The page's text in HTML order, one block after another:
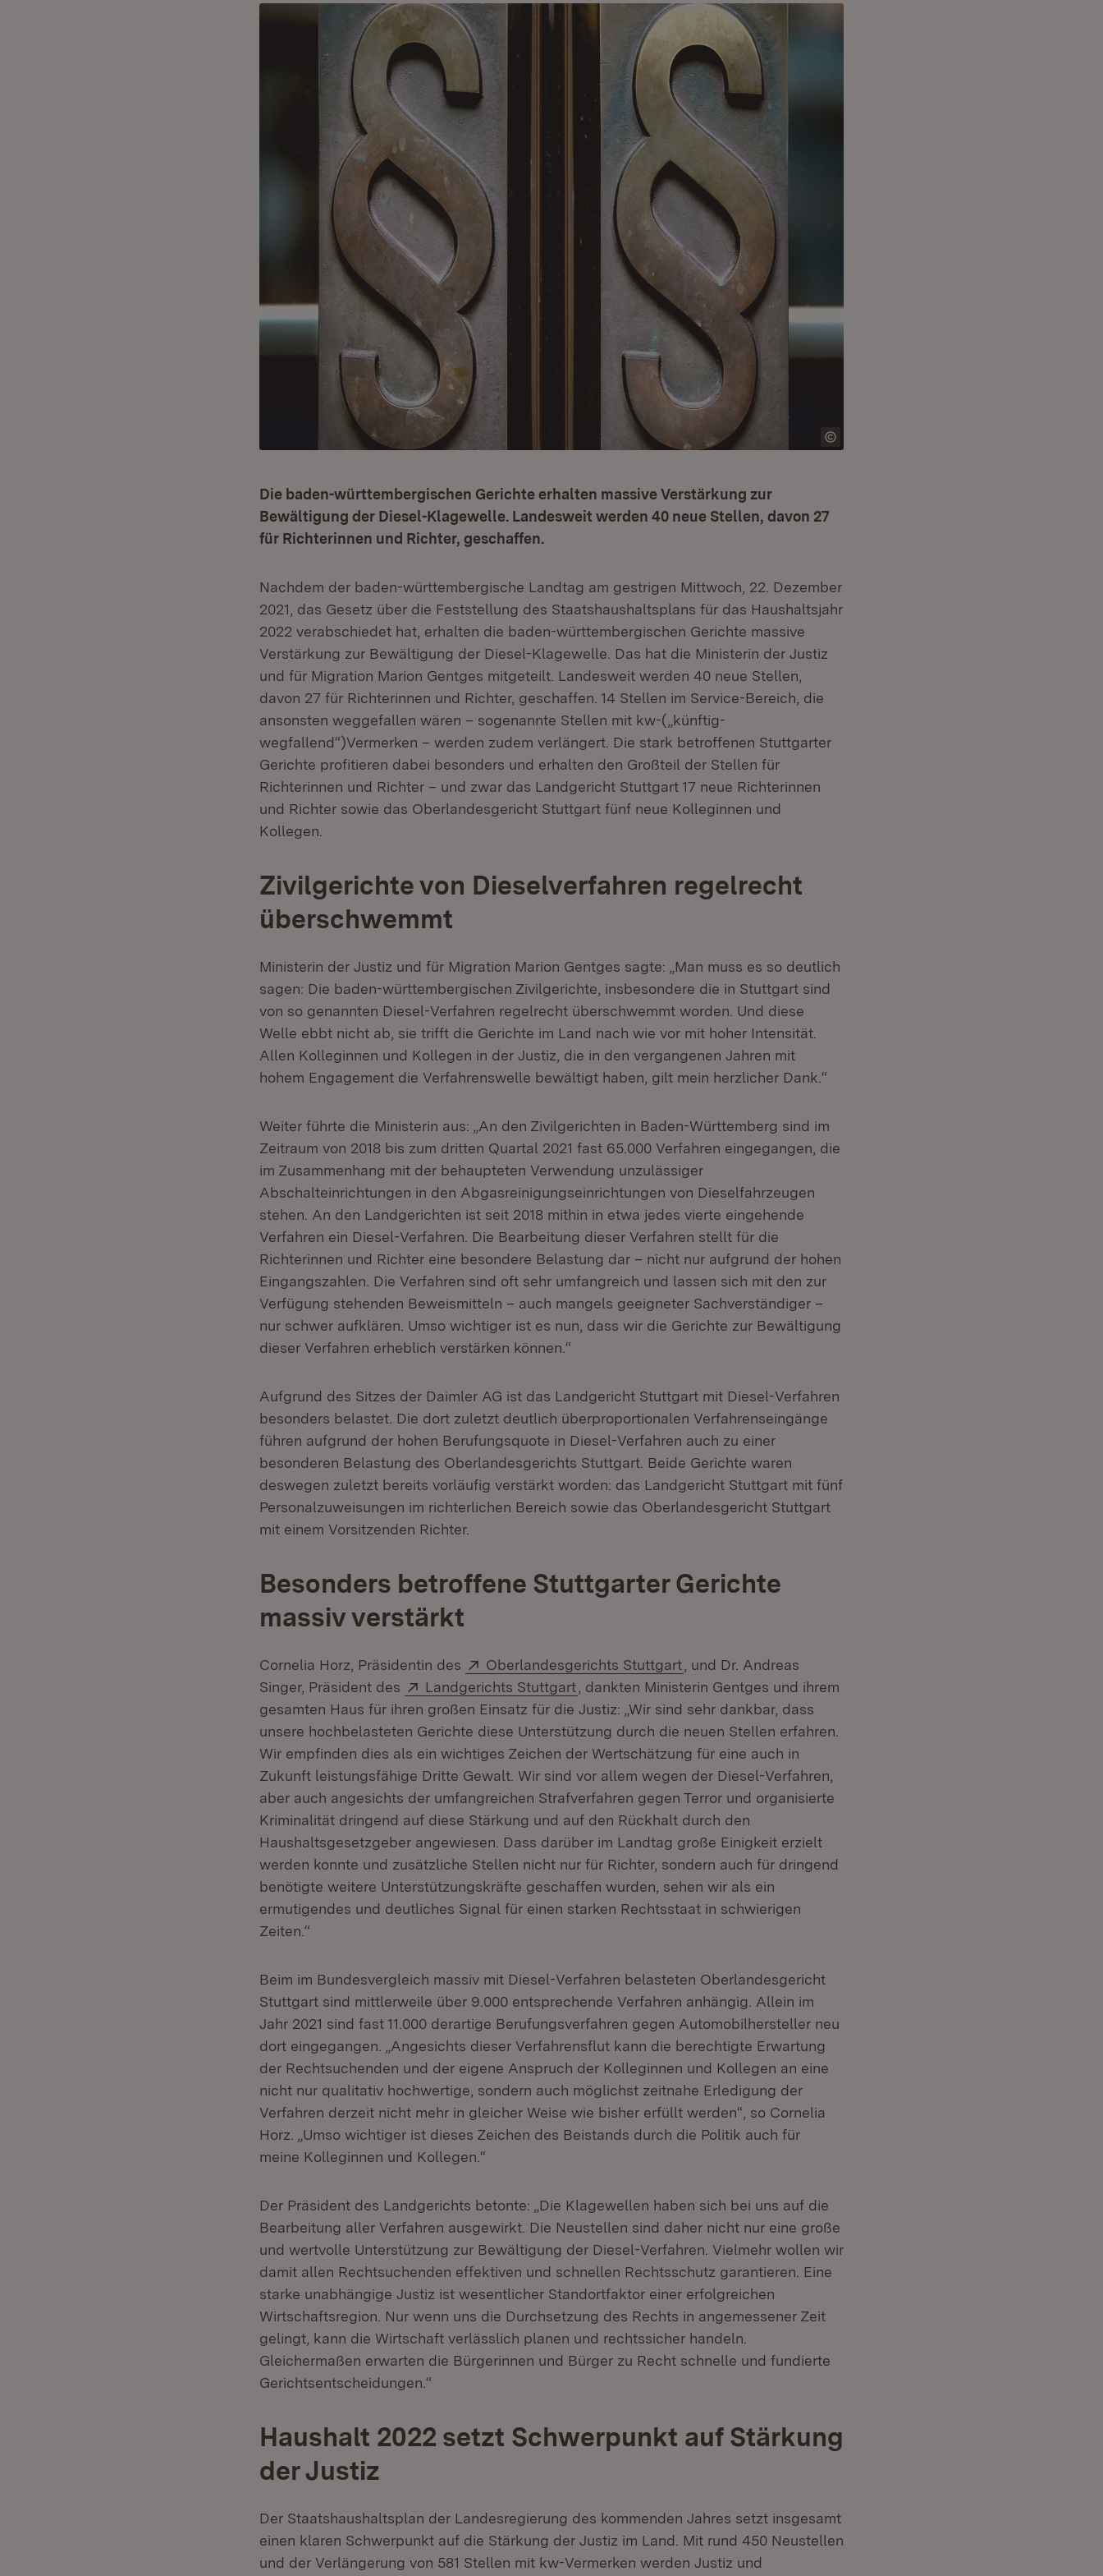
Die baden-württembergischen Gerichte erhalten massive Verstärkung zur
Bewältigung der Diesel-Klagewelle. Landesweit werden 40 neue Stellen, davon 27
für Richterinnen und Richter, geschaffen.
Nachdem der baden-württembergische Landtag am gestrigen Mittwoch, 22. Dezember
2021, das Gesetz über die Feststellung des Staatshaushaltsplans für das Haushaltsjahr
2022 verabschiedet hat, erhalten die baden-württembergischen Gerichte massive
Verstärkung zur Bewältigung der Diesel-Klagewelle. Das hat die Ministerin der Justiz
und für Migration Marion Gentges mitgeteilt. Landesweit werden 40 neue Stellen,
davon 27 für Richterinnen und Richter, geschaffen. 14 Stellen im Service-Bereich, die
ansonsten weggefallen wären – sogenannte Stellen mit kw-(„künftig-
wegfallend“)Vermerken – werden zudem verlängert. Die stark betroffenen Stuttgarter
Gerichte profitieren dabei besonders und erhalten den Großteil der Stellen für
Richterinnen und Richter – und zwar das Landgericht Stuttgart 17 neue Richterinnen
und Richter sowie das Oberlandesgericht Stuttgart fünf neue Kolleginnen und
Kollegen.
Zivilgerichte von Dieselverfahren regelrecht
überschwemmt
Ministerin der Justiz und für Migration Marion Gentges sagte: „Man muss es so deutlich
sagen: Die baden-württembergischen Zivilgerichte, insbesondere die in Stuttgart sind
von so genannten Diesel-Verfahren regelrecht überschwemmt worden. Und diese
Welle ebbt nicht ab, sie trifft die Gerichte im Land nach wie vor mit hoher Intensität.
Allen Kolleginnen und Kollegen in der Justiz, die in den vergangenen Jahren mit
hohem Engagement die Verfahrenswelle bewältigt haben, gilt mein herzlicher Dank.“
Weiter führte die Ministerin aus: „An den Zivilgerichten in Baden-Württemberg sind im
Zeitraum von 2018 bis zum dritten Quartal 2021 fast 65.000 Verfahren eingegangen, die
im Zusammenhang mit der behaupteten Verwendung unzulässiger
Abschalteinrichtungen in den Abgasreinigungseinrichtungen von Dieselfahrzeugen
stehen. An den Landgerichten ist seit 2018 mithin in etwa jedes vierte eingehende
Verfahren ein Diesel-Verfahren. Die Bearbeitung dieser Verfahren stellt für die
Richterinnen und Richter eine besondere Belastung dar – nicht nur aufgrund der hohen
Eingangszahlen. Die Verfahren sind oft sehr umfangreich und lassen sich mit den zur
Verfügung stehenden Beweismitteln – auch mangels geeigneter Sachverständiger –
nur schwer aufklären. Umso wichtiger ist es nun, dass wir die Gerichte zur Bewältigung
dieser Verfahren erheblich verstärken können.“
Aufgrund des Sitzes der Daimler AG ist das Landgericht Stuttgart mit Diesel-Verfahren
besonders belastet. Die dort zuletzt deutlich überproportionalen Verfahrenseingänge
führen aufgrund der hohen Berufungsquote in Diesel-Verfahren auch zu einer
besonderen Belastung des Oberlandesgerichts Stuttgart. Beide Gerichte waren
deswegen zuletzt bereits vorläufig verstärkt worden: das Landgericht Stuttgart mit fünf
Personalzuweisungen im richterlichen Bereich sowie das Oberlandesgericht Stuttgart
mit einem Vorsitzenden Richter.
Besonders betroffene Stuttgarter Gerichte
massiv verstärkt
Cornelia Horz, Präsidentin des Extern:
Oberlandesgerichts Stuttgart (Öffnet in neuem Fenster)
, und Dr. Andreas
Singer, Präsident des
Extern:
Landgerichts Stuttgart (Öffnet in neuem Fenster)
, dankten Ministerin Gentges und ihrem
gesamten Haus für ihren großen Einsatz für die Justiz: „Wir sind sehr dankbar, dass
unsere hochbelasteten Gerichte diese Unterstützung durch die neuen Stellen erfahren.
Wir empfinden dies als ein wichtiges Zeichen der Wertschätzung für eine auch in
Zukunft leistungsfähige Dritte Gewalt. Wir sind vor allem wegen der Diesel-Verfahren,
aber auch angesichts der umfangreichen Strafverfahren gegen Terror und organisierte
Kriminalität dringend auf diese Stärkung und auf den Rückhalt durch den
Haushaltsgesetzgeber angewiesen. Dass darüber im Landtag große Einigkeit erzielt
werden konnte und zusätzliche Stellen nicht nur für Richter, sondern auch für dringend
benötigte weitere Unterstützungskräfte geschaffen wurden, sehen wir als ein
ermutigendes und deutliches Signal für einen starken Rechtsstaat in schwierigen
Zeiten.“
Beim im Bundesvergleich massiv mit Diesel-Verfahren belasteten Oberlandesgericht
Stuttgart sind mittlerweile über 9.000 entsprechende Verfahren anhängig. Allein im
Jahr 2021 sind fast 11.000 derartige Berufungsverfahren gegen Automobilhersteller neu
dort eingegangen. „Angesichts dieser Verfahrensflut kann die berechtigte Erwartung
der Rechtsuchenden und der eigene Anspruch der Kolleginnen und Kollegen an eine
nicht nur qualitativ hochwertige, sondern auch möglichst zeitnahe Erledigung der
Verfahren derzeit nicht mehr in gleicher Weise wie bisher erfüllt werden“, so Cornelia
Horz. „Umso wichtiger ist dieses Zeichen des Beistands durch die Politik auch für
meine Kolleginnen und Kollegen.“
Der Präsident des Landgerichts betonte: „Die Klagewellen haben sich bei uns auf die
Bearbeitung aller Verfahren ausgewirkt. Die Neustellen sind daher nicht nur eine große
und wertvolle Unterstützung zur Bewältigung der Diesel-Verfahren. Vielmehr wollen wir
damit allen Rechtsuchenden effektiven und schnellen Rechtsschutz garantieren. Eine
starke unabhängige Justiz ist wesentlicher Standortfaktor einer erfolgreichen
Wirtschaftsregion. Nur wenn uns die Durchsetzung des Rechts in angemessener Zeit
gelingt, kann die Wirtschaft verlässlich planen und rechtssicher handeln.
Gleichermaßen erwarten die Bürgerinnen und Bürger zu Recht schnelle und fundierte
Gerichtsentscheidungen.“
Haushalt 2022 setzt Schwerpunkt auf Stärkung
der Justiz
Der Staatshaushaltsplan der Landesregierung des kommenden Jahres setzt insgesamt
einen klaren Schwerpunkt auf die Stärkung der Justiz im Land. Mit rund 450 Neustellen
und der Verlängerung von 581 Stellen mit kw-Vermerken werden Justiz und